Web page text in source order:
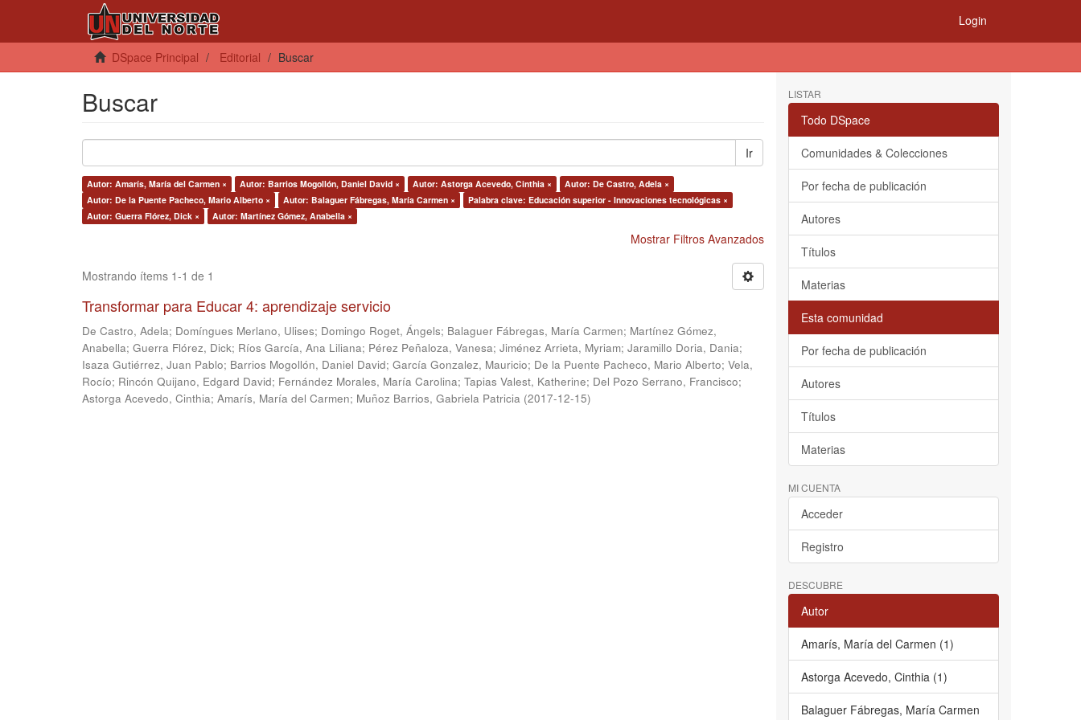
Login
DSpace Principal Editorial Buscar
Buscar
Ir
Autor: Amarís, María del Carmen × Autor: Barrios Mogollón, Daniel David × Autor: Astorga Acevedo, Cinthia ×
Autor: De Castro, Adela ×
Autor: De la Puente Pacheco, Mario Alberto ×
Autor: Balaguer Fábregas, María Carmen ×
Palabra clave: Educación superior - Innovaciones tecnológicas ×
Autor: Guerra Flórez, Dick ×
Autor: Martínez Gómez, Anabella ×
Mostrar Filtros Avanzados
Mostrando ítems 1-1 de 1
Transformar para Educar 4: aprendizaje servicio
De Castro, Adela; Domíngues Merlano, Ulises; Domingo Roget, Ángels; Balaguer Fábregas, María Carmen; Martínez Gómez,
Anabella; Guerra Flórez, Dick; Ríos García, Ana Liliana; Pérez Peñaloza, Vanesa; Jiménez Arrieta, Myriam; Jaramillo Doria, Dania;
Isaza Gutiérrez, Juan Pablo; Barrios Mogollón, Daniel David; García Gonzalez, Mauricio; De la Puente Pacheco, Mario Alberto; Vela,
Rocío; Rincón Quijano, Edgard David; Fernández Morales, María Carolina; Tapias Valest, Katherine; Del Pozo Serrano, Francisco;
Astorga Acevedo, Cinthia; Amarís, María del Carmen; Muñoz Barrios, Gabriela Patricia (2017-12-15)
LISTAR
Todo DSpace
Comunidades & Colecciones
Por fecha de publicación
Autores
Títulos
Materias
Esta comunidad
Por fecha de publicación
Autores
Títulos
Materias
MI CUENTA
Acceder
Registro
DESCUBRE
Autor
Amarís, María del Carmen (1)
Astorga Acevedo, Cinthia (1)
Balaguer Fábregas, María Carmen